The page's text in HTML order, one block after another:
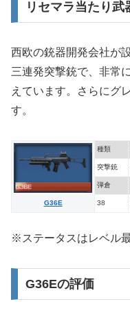
リセマラ当たり
西欧の銃器開発会社が
三連発突撃銃で、非常
えています。さらにグ
す。
G36E
種類
突撃銃
弾倉
38
※ステータスはレベル
G36Eの評価